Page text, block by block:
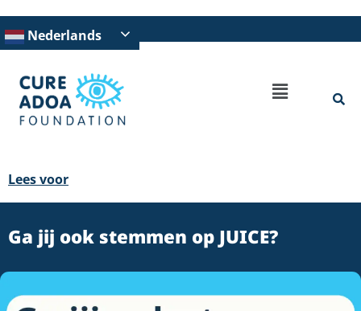
Nederlands
Lees voor
Ga jij ook stemmen op JUICE?